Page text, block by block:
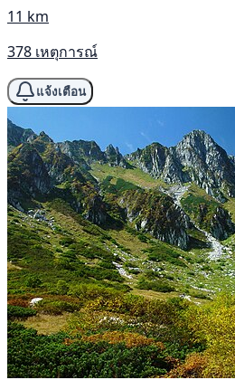
11 km
378 เหตุการณ์
แจ้งเตือน